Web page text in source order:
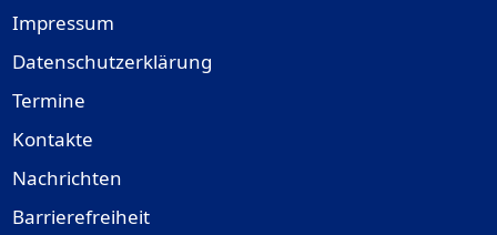
Impressum
Datenschutzerklärung
Termine
Kontakte
Nachrichten
Barrierefreiheit